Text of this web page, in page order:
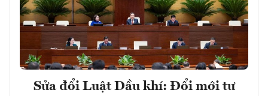
Sửa đổi Luật Dầu khí: Đổi mới tư